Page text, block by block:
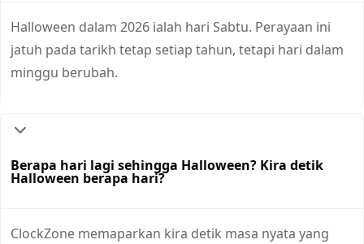
Halloween dalam 2026 ialah hari Sabtu. Perayaan ini
jatuh pada tarikh tetap setiap tahun, tetapi hari dalam
minggu berubah.
Berapa hari lagi sehingga Halloween? Kira detik
Halloween berapa hari?
ClockZone memaparkan kira detik masa nyata yang